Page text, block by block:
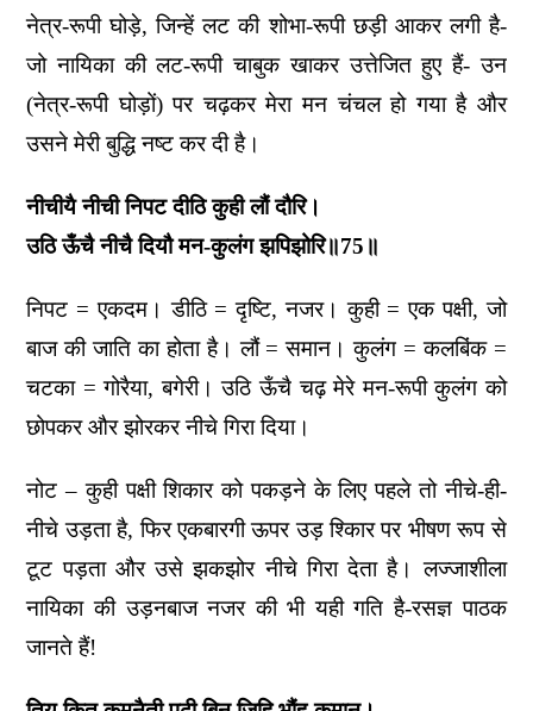
नेत्र-रूपी घोड़े, जिन्हें लट की शोभा-रूपी छड़ी आकर लगी है-
जो नायिका की लट-रूपी चाबुक खाकर उत्तेजित हुए हैं- उन
(नेत्र-रूपी घोड़ों) पर चढ़कर मेरा मन चंचल हो गया है और
उसने मेरी बुद्धि नष्ट कर दी है।
नीचीयै नीची निपट दीठि कुही लौं दौरि।
उठि ऊँचै नीचै दियौ मन-कुलंग झपिझोरि॥75॥
निपट = एकदम। डीठि = दृष्टि, नजर। कुही = एक पक्षी, जो
बाज की जाति का होता है। लौं = समान। कुलंग = कलबिंक =
चटका = गोरैया, बगेरी। उठि ऊँचै चढ़ मेरे मन-रूपी कुलंग को
छोपकर और झोरकर नीचे गिरा दिया।
नोट – कुही पक्षी शिकार को पकड़ने के लिए पहले तो नीचे-ही-
नीचे उड़ता है, फिर एकबारगी ऊपर उड़ श्किार पर भीषण रूप से
टूट पड़ता और उसे झकझोर नीचे गिरा देता है। लज्जाशीला
नायिका की उड़नबाज नजर की भी यही गति है-रसज्ञ पाठक
जानते हैं!